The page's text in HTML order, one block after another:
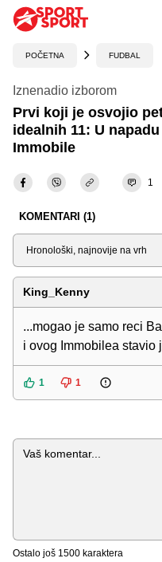
POČETNA FUDBAL
Iznenadio izborom
Prvi koji je osvojio
idealnih 11: U
Immobile
1
KOMENTARI (1)
Sortiraj
King_Kenny
...mogao je samo reci
i ovog Immobilea stavio
1 1
Komentar
Ostalo još 1500 karaktera